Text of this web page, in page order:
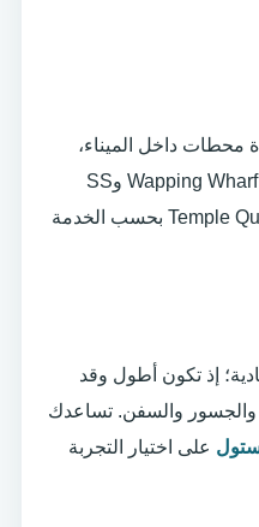
محطات داخل الميناء،
ويمكن استخدامها للانتقال إلى Wapping Wharf وSS
Great Britain وHotwells وTemple Quay بحسب الخدمة
إذ تكون أطول وقد
والجسور والسفن. تساعدك
على اختيار التجربة